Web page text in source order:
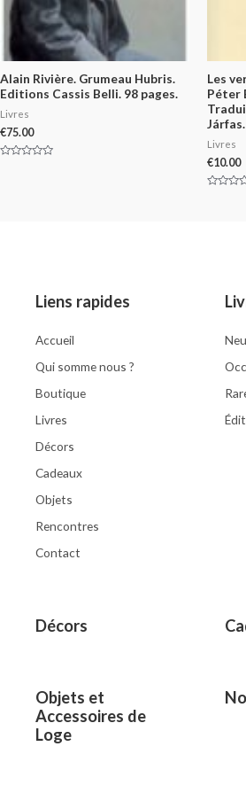
Alain Rivière. Grumeau Hubris.
Editions Cassis Belli. 98 pages.
Livres
€75.00
Les
Péter
Járfas.
Livres
€10.00
Liens rapides
Accueil
Qui somme nous ?
Boutique
Livres
Décors
Cadeaux
Objets
Rencontres
Contact
Décors
Objets et
Accessoires de
Loge